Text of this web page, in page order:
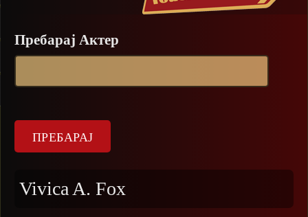
Пребарај Актер
Vivica A. Fox